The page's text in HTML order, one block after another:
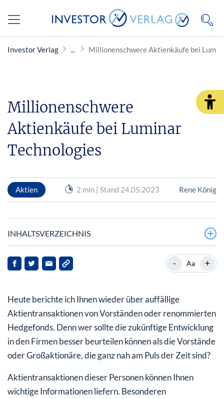
Investor Verlag Millionenschwere Aktienkäufe bei
Millionenschwere
Aktienkäufe bei Luminar
Technologies
Aktien 2 min | Stand 24.05.2023 Rene König
INHALTSVERZEICHNIS
Luminar Technologies
Gen Digital
- Aa +
Heute berichte ich Ihnen wieder über auffällige
Aktientransaktionen von Vorständen oder renommierten
Hedgefonds. Denn wer sollte die zukünftige Entwicklung
in den Firmen besser beurteilen können als die Vorstände
oder Großaktionäre, die ganz nah am Puls der Zeit sind?
Aktientransaktionen dieser Personen können Ihnen
wichtige Informationen liefern. Besonderen